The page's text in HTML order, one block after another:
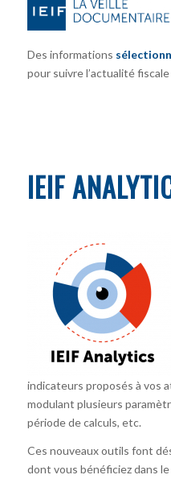
Des informations
pour suivre l’actualité
IEIF
indicateurs proposés à vos
modulant plusieurs
période de calculs, etc.
Ces nouveaux outils font
dont vous bénéficiez dans